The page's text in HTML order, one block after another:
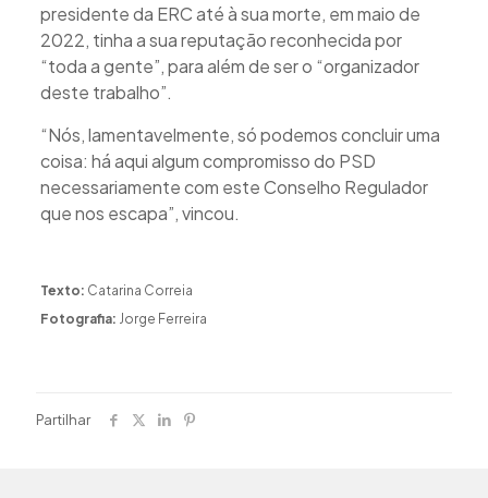
presidente da ERC até à sua morte, em maio de
2022, tinha a sua reputação reconhecida por
“toda a gente”, para além de ser o “organizador
deste trabalho”.
“Nós, lamentavelmente, só podemos concluir uma
coisa: há aqui algum compromisso do PSD
necessariamente com este Conselho Regulador
que nos escapa”, vincou.
Texto: Catarina Correia
Fotografia: Jorge Ferreira
Partilhar